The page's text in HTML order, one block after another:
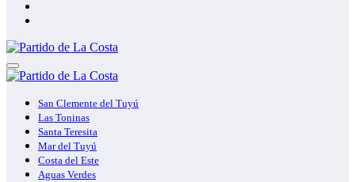
San Clemente del Tuyú
Las Toninas
Santa Teresita
Mar del Tuyú
Costa del Este
Aguas Verdes